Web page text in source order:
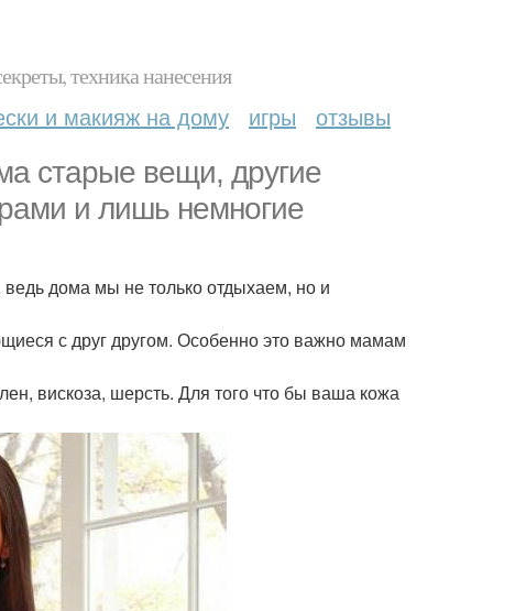
техника нанесения
и макияж на дому игры отзывы
старые вещи, другие
и лишь немногие
дома мы не только отдыхаем, но и
с друг другом. Особенно это важно мамам
вискоза, шерсть. Для того что бы ваша кожа